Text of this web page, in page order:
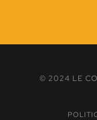
© 2024 LE